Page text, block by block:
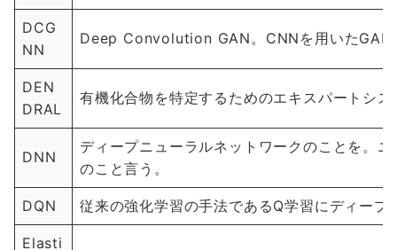
DCG
NN
Deep Convolution GAN。CNNを用いたGAN
DEN
DRAL
有機化合物を特定するためのエキスパートシス
DNN
ディープニューラルネットワークのことを。
のこと言う。
DQN 従来の強化学習の手法であるQ学習にディー
Elasti